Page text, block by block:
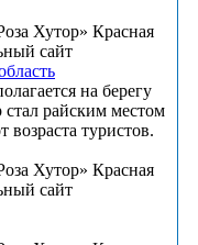
на берегу
стал райским местом
возраста туристов.